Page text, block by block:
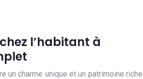
l’habitant à
un charme unique et un patrimoine riche